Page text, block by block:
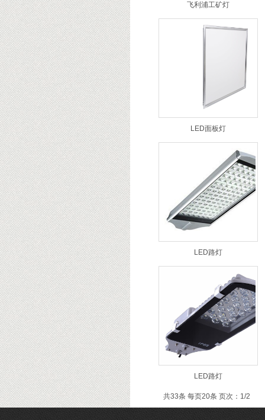
飞利浦工矿灯
LED面板灯
LED路灯
LED路灯
共33条 每页20条 页次：1/2